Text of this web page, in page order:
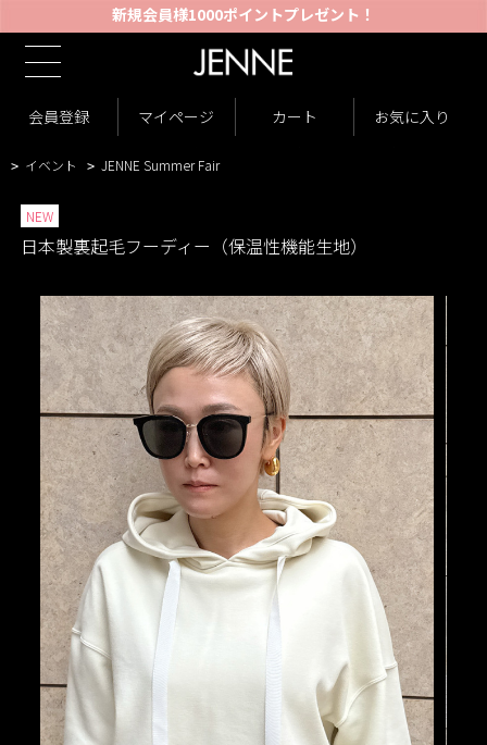
新規会員様1000ポイントプレゼント！
会員登録 マイページ カート お気に入り
TOP
商品一覧 > New Arrivals
VARIATION LIST2 日本製裏起毛フーディー（保温性機能生地）
> イベント > JENNE Summer Fair
NEW
日本製裏起毛フーディー（保温性機能生地）